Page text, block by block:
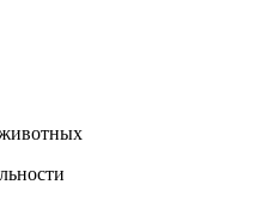
животных